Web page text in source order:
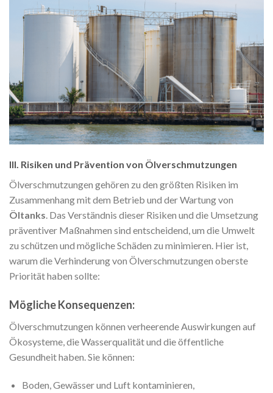
III. Risiken und Prävention von Ölverschmutzungen
Ölverschmutzungen gehören zu den größten Risiken im
Zusammenhang mit dem Betrieb und der Wartung von
Öltanks. Das Verständnis dieser Risiken und die Umsetzung
präventiver Maßnahmen sind entscheidend, um die Umwelt
zu schützen und mögliche Schäden zu minimieren. Hier ist,
warum die Verhinderung von Ölverschmutzungen oberste
Priorität haben sollte:
Mögliche Konsequenzen:
Ölverschmutzungen können verheerende Auswirkungen auf
Ökosysteme, die Wasserqualität und die öffentliche
Gesundheit haben. Sie können:
Boden, Gewässer und Luft kontaminieren,